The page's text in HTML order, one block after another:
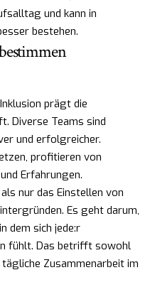
und kann in
bestehen.
prägt die
Diverse Teams sind
und erfolgreicher.
profitieren von
Erfahrungen.
nur das Einstellen von
Es geht darum,
dem sich jede:r
fühlt. Das betrifft sowohl
Zusammenarbeit im